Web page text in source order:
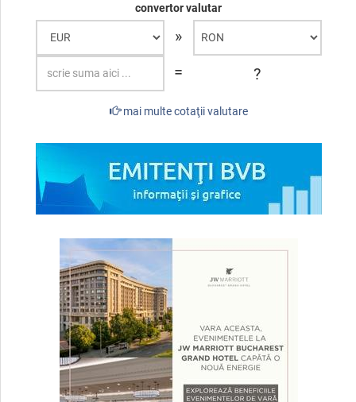
convertor valutar
»
=
?
mai multe cotaţii valutare